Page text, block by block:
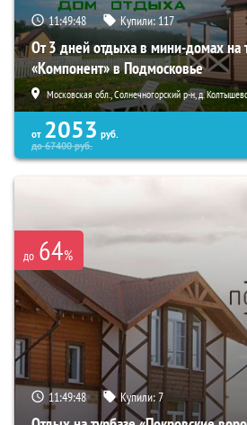
11:49:46 Купили: 117
От 3 дней отдыха в мини-домах на
«Компонент» в Подмосковье
Московская обл., Солнечногорский р-н, д.
от 2053 руб.
до67400руб.
до 64%
11:49:46 Купили:7